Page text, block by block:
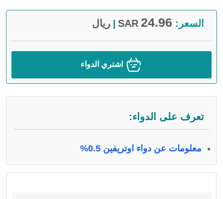
السعر: 24.96
SAR ريال
اشتري الدواء
تعرف على الدواء:
معلومات عن دواء اوتريفين 0.5%